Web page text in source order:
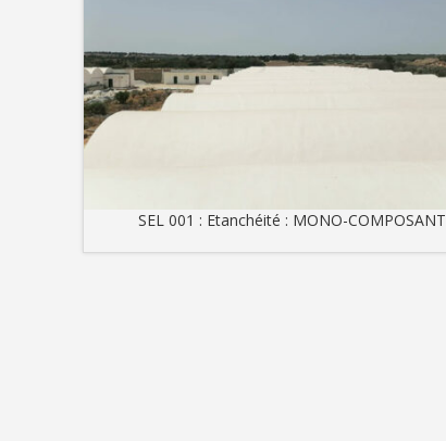
SEL 001 : Etanchéité : MONO-COMPOSANT